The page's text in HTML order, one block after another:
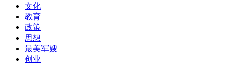
文化
教育
政策
思想
最美军嫂
创业